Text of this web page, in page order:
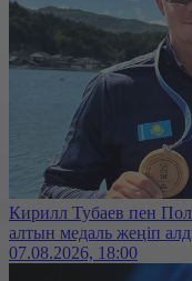
Кирилл Тубаев пен
алтын медаль жеңіп
07.08.2026, 18:00